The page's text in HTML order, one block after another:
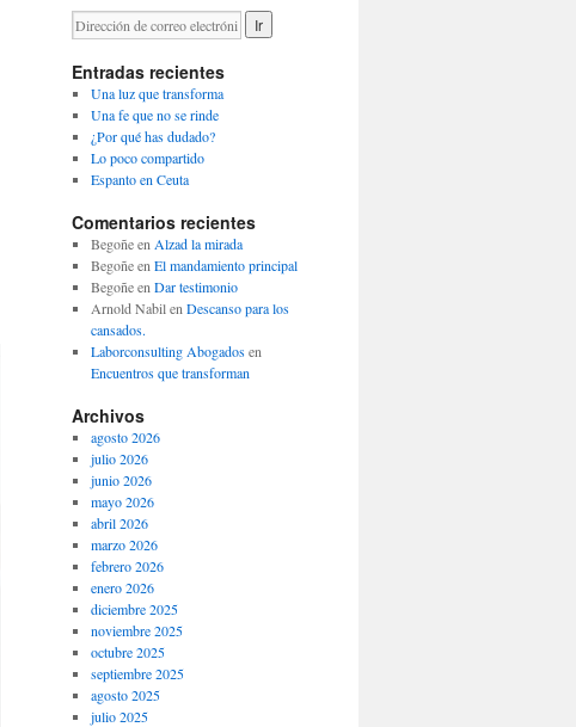
Entradas recientes
Una luz que transforma
Una fe que no se rinde
¿Por qué has dudado?
Lo poco compartido
Espanto en Ceuta
Comentarios recientes
Begoñeen Alzad la mirada
Begoñeen El mandamiento principal
Begoñeen Dar testimonio
Arnold Nabilen Descanso para los
cansados.
Laborconsulting Abogadosen
Encuentros que transforman
Archivos
agosto 2026
julio 2026
junio 2026
mayo 2026
abril 2026
marzo 2026
febrero 2026
enero 2026
diciembre 2025
noviembre 2025
octubre 2025
septiembre 2025
agosto 2025
julio 2025